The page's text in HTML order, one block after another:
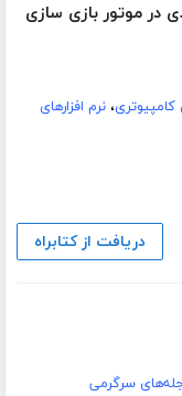
آموزش ساخت بازی‌های 3 بعدی در موتور بازی سازی
کامپیوتری،نرم افزارهای
دریافت از کتابراه
سرگرمی